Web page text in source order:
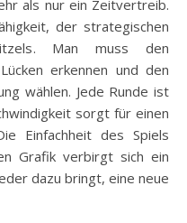
als nur ein Zeitvertreib.
der strategischen
Man muss den
erkennen und den
wählen. Jede Runde ist
sorgt für einen
Einfachheit des Spiels
Grafik verbirgt sich ein
dazu bringt, eine neue